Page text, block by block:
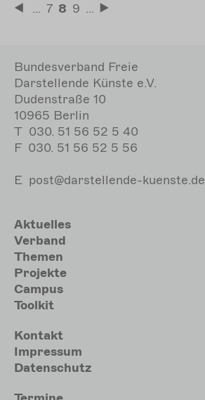
Seitennummerierung
… Seite
7 Aktuelle
8 Seite
9 …
Bundesverband Freie
Darstellende Künste e.V.
Dudenstraße 10
10965 Berlin
T 030. 51 56 52 5 40
F 030. 51 56 52 5 56
E post@darstellende-kuenste.de
Hauptnavigation
Aktuelles
Verband
Themen
Projekte
Campus
Toolkit
Meta
Kontakt
Impressum
Datenschutz